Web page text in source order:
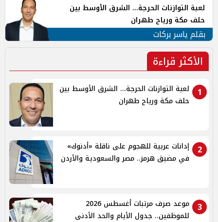
لعبة التوازنات الحرجة... الشرق الأوسط بين
حلف مكة ورياح طهران
بقلم ياسر بركات
الأكثر قراءة
1
لعبة التوازنات الحرجة... الشرق الأوسط بين
حلف مكة ورياح طهران
2
إدانات عربية للهجوم على ناقلة «أدنوك»
في مضيق هرمز.. مصر والسعودية والأردن
3
موعد صرف مرتبات أغسطس 2026
للموظفين.. جدول الأيام والحد الأدنى